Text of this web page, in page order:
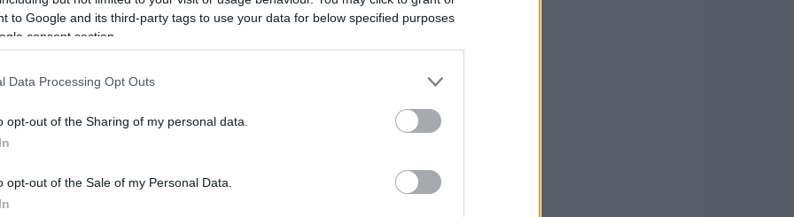
to Google and its third-party tags to use your data for below specified purposes
consent section.
Data Processing Opt Outs
opt-out of the Sharing of my personal data.
opt-out of the Sale of my Personal Data.